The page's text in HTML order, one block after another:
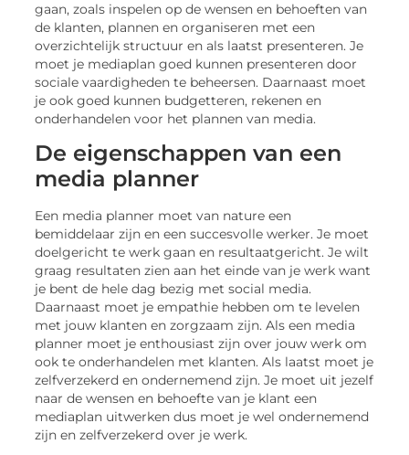
gaan, zoals inspelen op de wensen en behoeften van
de klanten, plannen en organiseren met een
overzichtelijk structuur en als laatst presenteren. Je
moet je mediaplan goed kunnen presenteren door
sociale vaardigheden te beheersen. Daarnaast moet
je ook goed kunnen budgetteren, rekenen en
onderhandelen voor het plannen van media.
De eigenschappen van een
media planner
Een media planner moet van nature een
bemiddelaar zijn en een succesvolle werker. Je moet
doelgericht te werk gaan en resultaatgericht. Je wilt
graag resultaten zien aan het einde van je werk want
je bent de hele dag bezig met social media.
Daarnaast moet je empathie hebben om te levelen
met jouw klanten en zorgzaam zijn. Als een media
planner moet je enthousiast zijn over jouw werk om
ook te onderhandelen met klanten. Als laatst moet je
zelfverzekerd en ondernemend zijn. Je moet uit jezelf
naar de wensen en behoefte van je klant een
mediaplan uitwerken dus moet je wel ondernemend
zijn en zelfverzekerd over je werk.